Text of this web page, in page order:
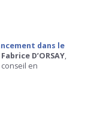
dans le
Fabrice D’ORSAY,
en